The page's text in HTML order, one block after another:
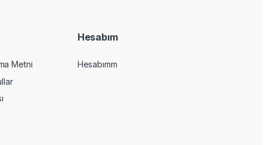
Metni
Hesabım
Hesabımm